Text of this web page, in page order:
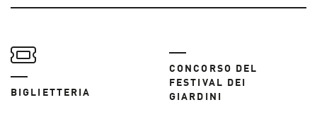
BIGLIETTERIA
CONCORSO DEL
FESTIVAL DEI
GIARDINI